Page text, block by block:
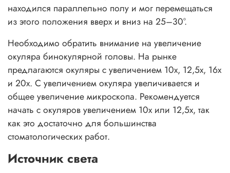
находился параллельно полу и мог перемещаться
из этого положения вверх и вниз на 25–30°.
Необходимо обратить внимание на увеличение
окуляра бинокулярной головы. На рынке
предлагаются окуляры с увеличением 10х, 12,5х, 16х
и 20х. С увеличением окуляра увеличивается и
общее увеличение микроскопа. Рекомендуется
начать с окуляров увеличением 10х или 12,5х, так
как это достаточно для большинства
стоматологических работ.
Источник света